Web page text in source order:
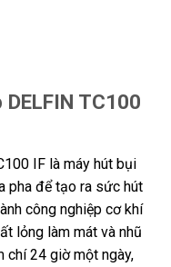
TC100
IF là máy hút bụi
pha để tạo ra sức hút
công nghiệp cơ khí
lỏng làm mát và nhũ
chí 24 giờ một ngày,